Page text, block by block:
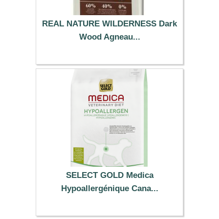
REAL NATURE WILDERNESS Dark
Wood Agneau...
78.99 €
SELECT GOLD Medica
Hypoallergénique Cana...